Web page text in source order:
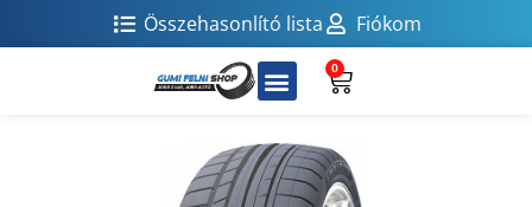
Összehasonlító lista Fiókom
0